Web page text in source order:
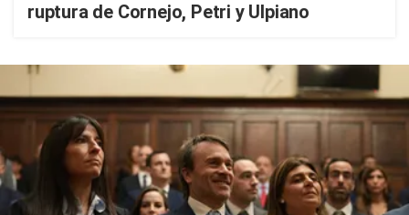
ruptura de Cornejo, Petri y Ulpiano